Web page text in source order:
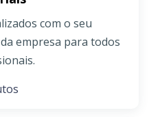
com o seu
empresa para todos